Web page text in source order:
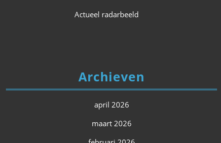
Actueel radarbeeld
Archieven
april 2026
maart 2026